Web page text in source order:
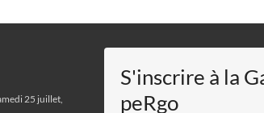
25 juillet,
S'inscrire à la
peRgo